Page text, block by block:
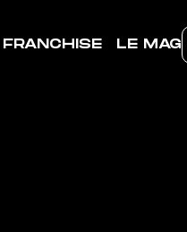
FRANCHISE LE MAG